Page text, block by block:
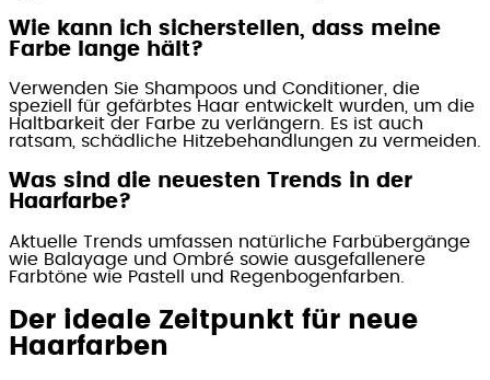
Wie kann ich sicherstellen, dass meine
Farbe lange hält?
Verwenden Sie Shampoos und Conditioner, die
speziell für gefärbtes Haar entwickelt wurden, um die
Haltbarkeit der Farbe zu verlängern. Es ist auch
ratsam, schädliche Hitzebehandlungen zu vermeiden.
Was sind die neuesten Trends in der
Haarfarbe?
Aktuelle Trends umfassen natürliche Farbübergänge
wie Balayage und Ombré sowie ausgefallenere
Farbtöne wie Pastell und Regenbogenfarben.
Der ideale Zeitpunkt für neue
Haarfarben